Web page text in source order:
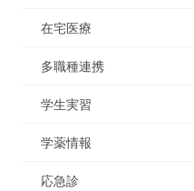
在宅医療
多職種連携
学生実習
学薬情報
応急診